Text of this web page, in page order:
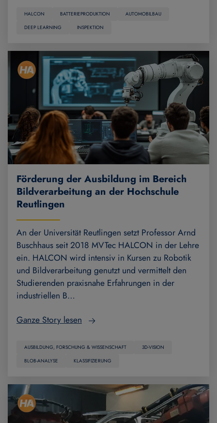
HALCON BATTERIEPRODUKTION
AUTOMOBILBAU
DEEP LEARNING
INSPEKTION
Förderung der Ausbildung im Bereich
Bildverarbeitung an der Hochschule
Reutlingen
An der Universität Reutlingen setzt Professor Arnd
Buschhaus seit 2018 MVTec HALCON in der Lehre
ein. HALCON wird intensiv in Kursen zu Robotik
und Bildverarbeitung genutzt und vermittelt den
Studierenden praxisnahe Erfahrungen in der
industriellen B…
Ganze Story lesen
AUSBILDUNG, FORSCHUNG & WISSENSCHAFT
3D-VISION
BLOB-ANALYSE
KLASSIFIZIERUNG